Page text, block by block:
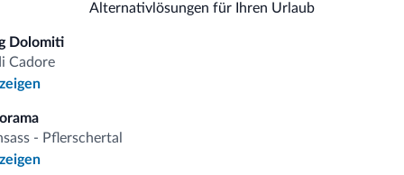
Alternativlösungen für Ihren Urlaub
Dolomiti
Cadore
- Pflerschertal